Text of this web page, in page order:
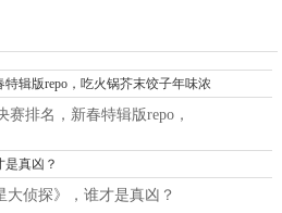
赛排名，新春特辑版repo，
大侦探》，谁才是真凶？